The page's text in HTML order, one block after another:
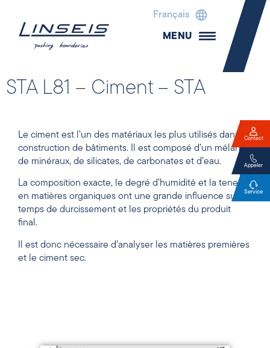
Français
MENU
STA L81 – Ciment – STA
Le ciment est l’un des matériaux les plus utilisés dans la
construction de bâtiments. Il est composé d’un mélange
de minéraux, de silicates, de carbonates et d’eau.
La composition exacte, le degré d’humidité et la teneur
en matières organiques ont une grande influence sur le
temps de durcissement et les propriétés du produit
final.
Il est donc nécessaire d’analyser les matières premières
et le ciment sec.
Contact
Appeler
Service